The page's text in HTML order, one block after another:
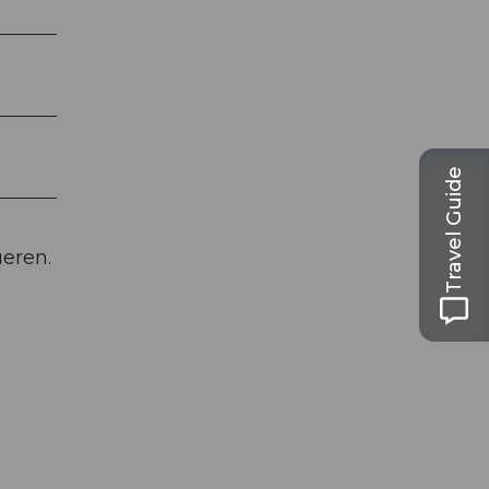
Travel Guide